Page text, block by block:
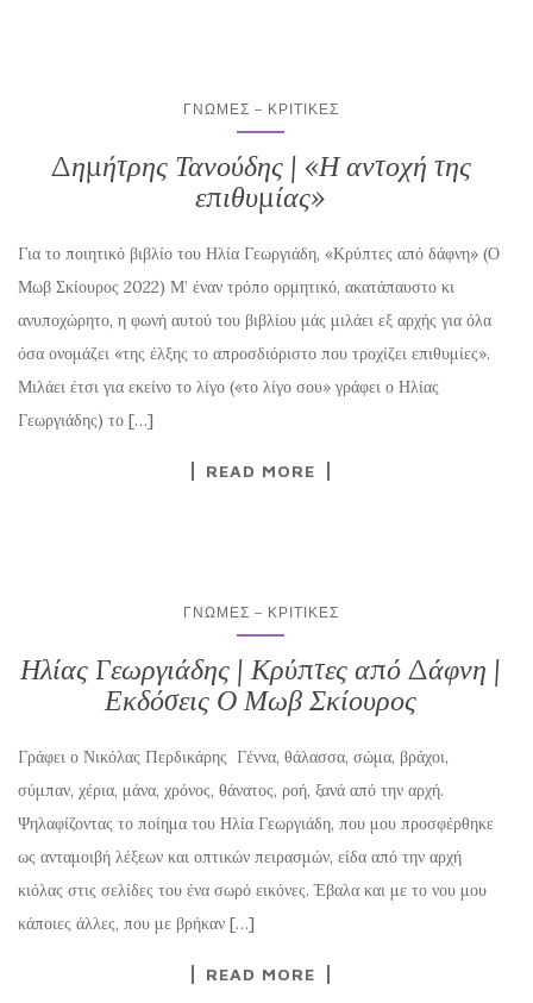
ΓΝΏΜΕΣ – ΚΡΙΤΙΚΈΣ
Δημήτρης Τανούδης | «Η αντοχή της
επιθυμίας»
Για το ποιητικό βιβλίο του Ηλία Γεωργιάδη, «Κρύπτες από δάφνη» (Ο
Μωβ Σκίουρος 2022) Μ’ έναν τρόπο ορμητικό, ακατάπαυστο κι
ανυποχώρητο, η φωνή αυτού του βιβλίου μάς μιλάει εξ αρχής για όλα
όσα ονομάζει «της έλξης το απροσδιόριστο που τροχίζει επιθυμίες».
Μιλάει έτσι για εκείνο το λίγο («το λίγο σου» γράφει ο Ηλίας
Γεωργιάδης) το […]
READ MORE
ΓΝΏΜΕΣ – ΚΡΙΤΙΚΈΣ
Ηλίας Γεωργιάδης | Κρύπτες από Δάφνη |
Εκδόσεις Ο Μωβ Σκίουρος
Γράφει ο Νικόλας Περδικάρης Γέννα, θάλασσα, σώμα, βράχοι,
σύμπαν, χέρια, μάνα, χρόνος, θάνατος, ροή, ξανά από την αρχή.
Ψηλαφίζοντας το ποίημα του Ηλία Γεωργιάδη, που μου προσφέρθηκε
ως ανταμοιβή λέξεων και οπτικών πειρασμών, είδα από την αρχή
κιόλας στις σελίδες του ένα σωρό εικόνες. Έβαλα και με το νου μου
κάποιες άλλες, που με βρήκαν […]
READ MORE